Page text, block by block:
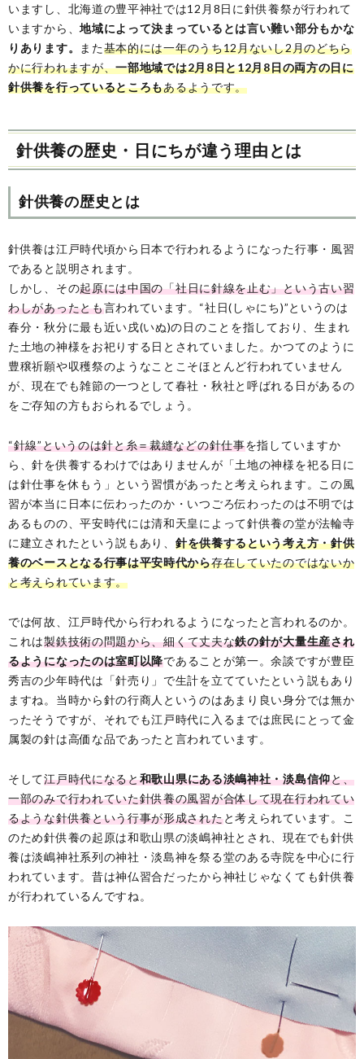
いますし、北海道の豊平神社では12月8日に針供養祭が行われて
いますから、地域によって決まっているとは言い難い部分もかな
りあります。
また基本的には一年のうち12月ないし2月のどちら
かに行われますが、一部地域では2月8日と12月8日の両方の日に
針供養を行っているところもあるようです。
針供養の歴史・日にちが違う理由とは
針供養の歴史とは
針供養は江戸時代頃から日本で行われるようになった行事・風習
であると説明されます。
しかし、その起原には中国の「社日に針線を止む」という古い習
わしがあったとも言われています。“社日(しゃにち)”というのは
春分・秋分に最も近い戌(いぬ)の日のことを指しており、生まれ
た土地の神様をお祀りする日とされていました。かつてのように
豊穣祈願や収穫祭のようなことこそほとんど行われていません
が、現在でも雑節の一つとして春社・秋社と呼ばれる日があるの
をご存知の方もおられるでしょう。
“針線”というのは針と糸＝裁縫などの針仕事を指していますか
ら、針を供養するわけではありませんが「土地の神様を祀る日に
は針仕事を休もう」という習慣があったと考えられます。この風
習が本当に日本に伝わったのか・いつごろ伝わったのは不明では
あるものの、平安時代には清和天皇によって針供養の堂が法輪寺
に建立されたという説もあり、 針を供養するという考え方・針供
養のベースとなる行事は平安時代から存在していたのではないか
と考えられています。
では何故、江戸時代から行われるようになったと言われるのか。
これは製鉄技術の問題から、細くて丈夫な鉄の針が大量生産され
るようになったのは室町以降であることが第一。余談ですが豊臣
秀吉の少年時代は「針売り」で生計を立てていたという説もあり
ますね。当時から針の行商人というのはあまり良い身分では無か
ったそうですが、それでも江戸時代に入るまでは庶民にとって金
属製の針は高価な品であったと言われています。
そして江戸時代になると和歌山県にある淡嶋神社・淡島信仰と、
一部のみで行われていた針供養の風習が合体して現在行われてい
るような針供養という行事が形成されたと考えられています。こ
のため針供養の起原は和歌山県の淡嶋神社とされ、現在でも針供
養は淡嶋神社系列の神社・淡島神を祭る堂のある寺院を中心に行
われています。昔は神仏習合だったから神社じゃなくても針供養
が行われているんですね。